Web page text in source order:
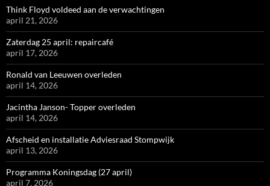
Think Floyd voldeed aan de verwachtingen
april 21, 2026
Zaterdag 25 april: repaircafé
april 17, 2026
Ronald van Leeuwen overleden
april 14, 2026
Jacintha Janson- Topper overleden
april 14, 2026
Afscheid en installatie Adviesraad Stompwijk
april 13, 2026
Programma Koningsdag (27 april)
april 7, 2026